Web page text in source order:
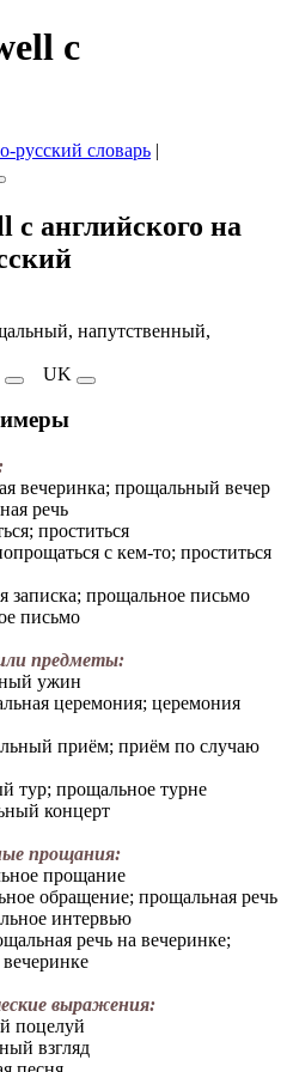
с
русский словарь |
с английского на
напутственный,
UK
вечеринка; прощальный вечер
речь
проститься
с кем-то; проститься
записка; прощальное письмо
письмо
предметы:
ужин
церемония; церемония
приём; приём по случаю
прощальное турне
концерт
прощания:
прощание
обращение; прощальная речь
интервью
речь на вечеринке;
выражения:
поцелуй
взгляд